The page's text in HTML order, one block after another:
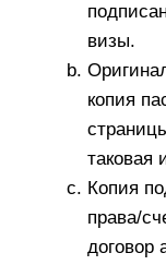
визы.
копия
таковая
Копия
права/
договор